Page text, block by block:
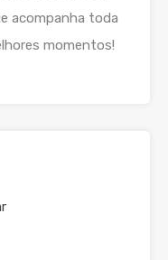
acompanha toda
momentos!